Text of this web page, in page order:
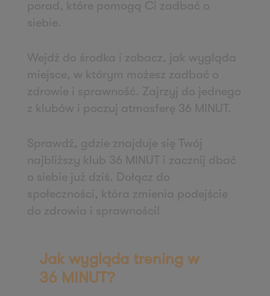
Zapisz mnie
36 MINUT Wałbrzych
ul. Długa 5
58-309 Wałbrzych
Zapisz mnie
36 MINUT Wejherowo
84-200 Wejherowo
Zapisz mnie
36 MINUT WestPoint
ul. Wichrowa 1a
60-114 Poznań
ul. Naramowicka 47
61-622 Poznań
porad, które pomogą Ci zadbać o
siebie.
Wejdź do środka i zobacz, jak wygląda
miejsce, w którym możesz zadbać o
zdrowie i sprawność. Zajrzyj do jednego
z klubów i poczuj atmosferę 36 MINUT.
Sprawdź, gdzie znajduje się Twój
najbliższy klub 36 MINUT i zacznij dbać
o siebie już dziś. Dołącz do
społeczności, która zmienia podejście
do zdrowia i sprawności!
Jak wygląda trening w
36 MINUT?